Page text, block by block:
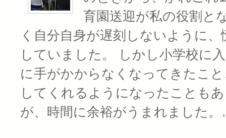
育園送迎が私の役割と
く自分自身が遅刻しないように
していました。 しかし小学校に
に手がかからなくなってきたこ
してくれるようになったことも
が、時間に余裕がうまれました